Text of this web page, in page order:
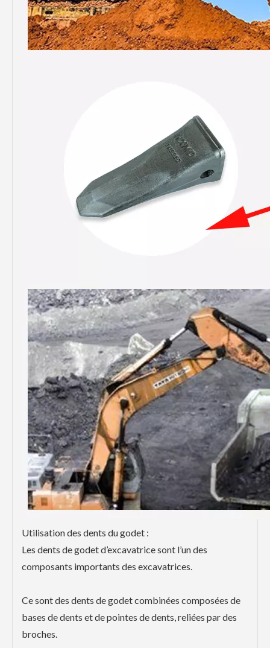
Utilisation des dents du godet :
Les dents de godet d’excavatrice sont l’un des
composants importants des excavatrices.
Ce sont des dents de godet combinées composées de
bases de dents et de pointes de dents, reliées par des
broches.